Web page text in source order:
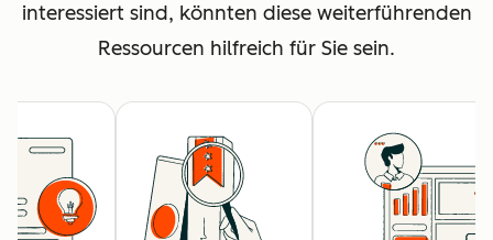
interessiert sind, könnten diese weiterführenden
Ressourcen hilfreich für Sie sein.